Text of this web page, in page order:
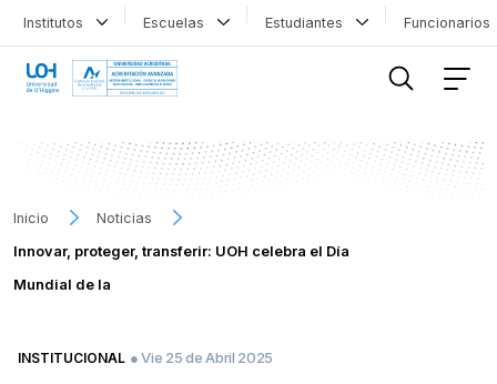
Institutos Escuelas Estudiantes
Inicio
Noticias
Innovar, proteger, transferir: UOH celebra el Día
Mundial de la
INSTITUCIONAL ● Vie 25 de Abril 2025